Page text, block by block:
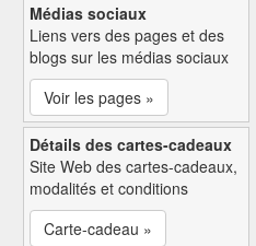
Médias sociaux
Liens vers des pages et des
blogs sur les médias sociaux
Voir les pages »
Détails des cartes-cadeaux
Site Web des cartes-cadeaux,
modalités et conditions
Carte-cadeau »